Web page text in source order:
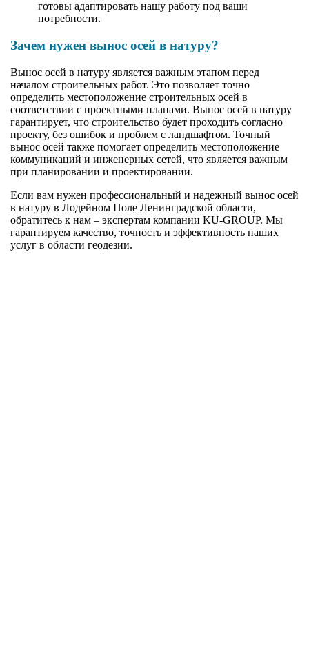
готовы адаптировать нашу работу под ваши
потребности.
Зачем нужен вынос осей в натуру?
Вынос осей в натуру является важным этапом перед
началом строительных работ. Это позволяет точно
определить местоположение строительных осей в
соответствии с проектными планами. Вынос осей в натуру
гарантирует, что строительство будет проходить согласно
проекту, без ошибок и проблем с ландшафтом. Точный
вынос осей также помогает определить местоположение
коммуникаций и инженерных сетей, что является важным
при планировании и проектировании.
Если вам нужен профессиональный и надежный вынос осей
в натуру в Лодейном Поле Ленинградской области,
обратитесь к нам – экспертам компании KU-GROUP. Мы
гарантируем качество, точность и эффективность наших
услуг в области геодезии.